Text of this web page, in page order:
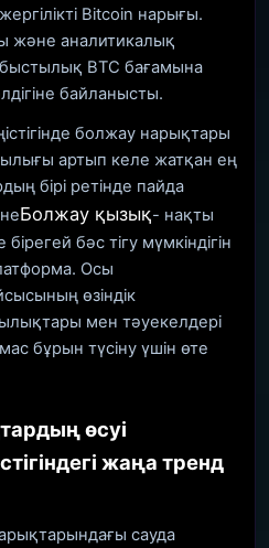
Bitcoin нарығы.
және аналитикалық
BTC бағамына
байланысты.
болжау нарықтары
артып келе жатқан ең
бірі ретінде пайда
Болжау қызық- нақты
бәс тігу мүмкіндігін
Осы
өзіндік
мен тәуекелдері
бұрын түсіну үшін өте
өсуі
жаңа тренд
сауда